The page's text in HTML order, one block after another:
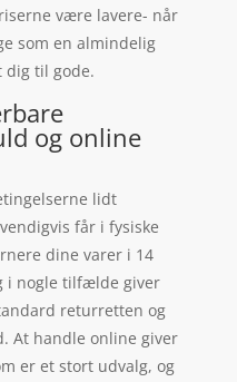
være lavere- når
som en almindelig
dig til gode.
og online
lidt
får i fysiske
dine varer i 14
i nogle tilfælde giver
returretten og
At handle online giver
er et stort udvalg, og